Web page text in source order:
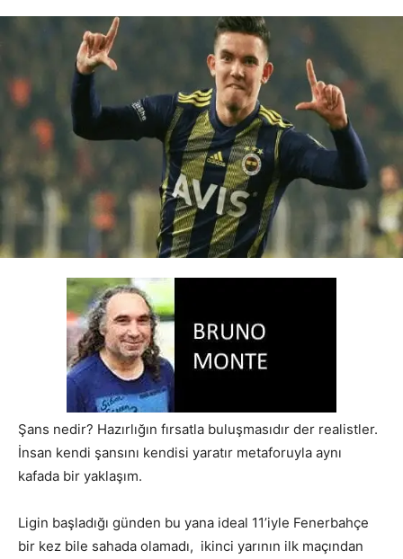
Şans nedir? Hazırlığın fırsatla buluşmasıdır der realistler.
İnsan kendi şansını kendisi yaratır metaforuyla aynı
kafada bir yaklaşım.
Ligin başladığı günden bu yana ideal 11’iyle Fenerbahçe
bir kez bile sahada olamadı, ikinci yarının ilk maçından